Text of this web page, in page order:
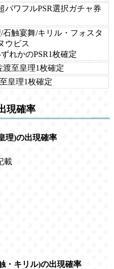
パワフルPSR選択ガチャ券
/石触宴舞/キリル・フォスタ
ウビス
ずれかのPSR1枚確定
渡至皇理1枚確定
皇理1枚確定
現確率
理)の出現確率
載
・キリル)の出現確率